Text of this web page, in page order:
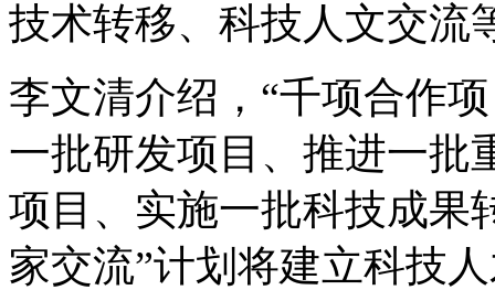
技术转移、科技人文交流
李文清介绍，“千项合作
一批研发项目、推进一批
项目、实施一批科技成果
家交流”计划将建立科技